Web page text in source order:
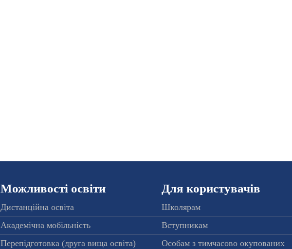
Можливості освіти
Дистанційна освіта
Академічна мобільність
Перепідготовка (друга вища освіта)
Для користувачів
Школярам
Вступникам
Особам з тимчасово окупованих